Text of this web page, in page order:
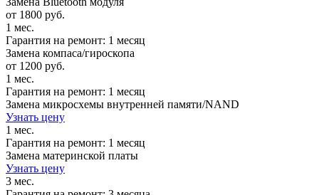
от 1800 руб.
1 мес.
Гарантия на ремонт: 1 месяц
Замена компаса/гироскопа
от 1200 руб.
1 мес.
Гарантия на ремонт: 1 месяц
Замена микросхемы внутренней памяти/NAND
Узнать цену
1 мес.
Гарантия на ремонт: 1 месяц
Замена материнской платы
Узнать цену
3 мес.